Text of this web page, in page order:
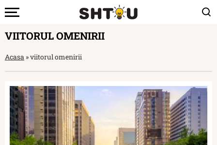
VIITORUL OMENIRII
Acasa »viitorul omenirii